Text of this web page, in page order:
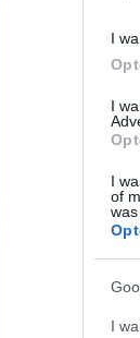
I
I
I
of
was
I
női